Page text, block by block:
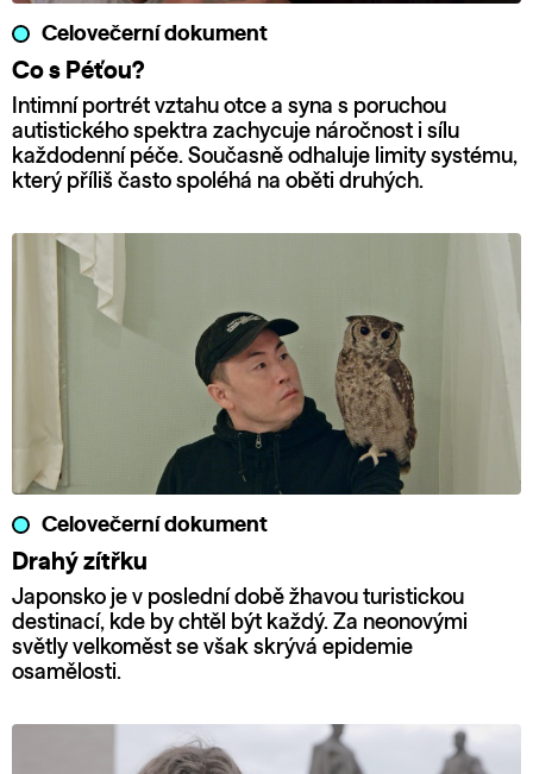
Celovečerní dokument
Co s Péťou?
Intimní portrét vztahu otce a syna s poruchou
autistického spektra zachycuje náročnost i sílu
každodenní péče. Současně odhaluje limity systému,
který příliš často spoléhá na oběti druhých.
Celovečerní dokument
Drahý zítřku
Japonsko je v poslední době žhavou turistickou
destinací, kde by chtěl být každý. Za neonovými
světly velkoměst se však skrývá epidemie
osamělosti.